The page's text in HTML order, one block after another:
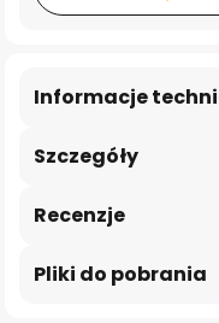
Szczegóły
Informacje
Recenzje
Pliki do pobrania